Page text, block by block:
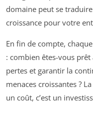
domaine peut se
croissance pour votre
En fin de compte,
: combien êtes-vous
pertes et garantir la
menaces croissantes ? La
un coût, c’est un